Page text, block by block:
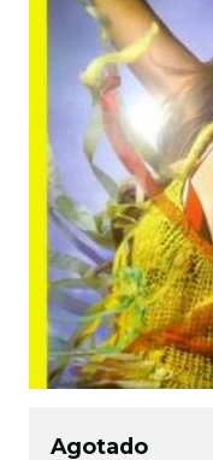
Agotado